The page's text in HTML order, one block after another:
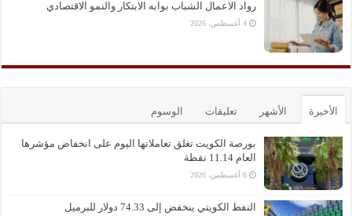
رواد الاعمال الشباب بوابه الابتكار والنمو الاقتصادي
4 أغسطس، 2026
الأخيرة الأشهر تعليقات الوسوم
بورصة الكويت تغلق تعاملاتها اليوم على انخفاض مؤشرها
العام 11.14 نقطة
6 أغسطس، 2026
النفط الكويتي ينخفض إلى 74.33 دولار للبرميل